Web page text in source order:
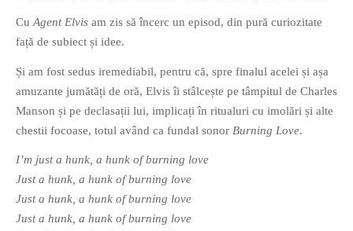
CuAgent Elvis am zis să încerc un episod, din pură curiozitate
față de subiect și idee.
Și am fost sedus iremediabil, pentru că, spre finalul acelei și așa
amuzante jumătăți de oră, Elvis îi stâlcește pe tâmpitul de Charles
Manson și pe declasații lui, implicați în ritualuri cu imolări și alte
chestii focoase, totul având ca fundal sonor Burning Love.
I’m just a hunk, a hunk of burning love
Just a hunk, a hunk of burning love
Just a hunk, a hunk of burning love
Just a hunk, a hunk of burning love